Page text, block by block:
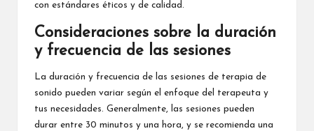
con estándares éticos y de calidad.
Consideraciones sobre la duración
y frecuencia de las sesiones
La duración y frecuencia de las sesiones de terapia de
sonido pueden variar según el enfoque del terapeuta y
tus necesidades. Generalmente, las sesiones pueden
durar entre 30 minutos y una hora, y se recomienda una